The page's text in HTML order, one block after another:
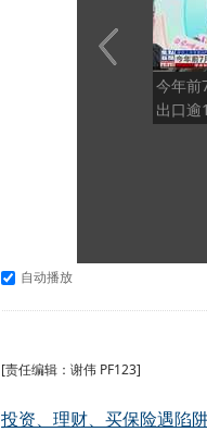
今年前
出口逾
自动播放
[责任编辑：谢伟 PF123]
投资、理财、买保险遇陷